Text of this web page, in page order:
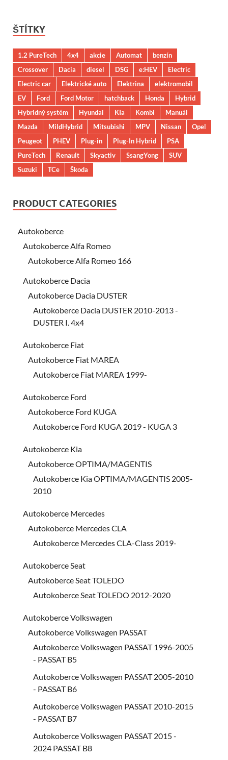
ŠTÍTKY
1.2 PureTech 4x4 akcie Automat
benzín
Crossover
Dacia diesel DSG e:HEV
Electric
Electric car
Elektrické auto Elektrina
elektromobil
EV
Ford Ford Motor hatchback Honda
Hybrid
Hybridný systém
Hyundai KIa Kombi
Manuál
Mazda
MildHybrid Mitsubishi MPV Nissan
Opel
Peugeot
PHEV Plug-in Plug-In Hybrid
PSA
PureTech
Renault Skyactiv SsangYong
SUV
Suzuki
TCe Škoda
PRODUCT CATEGORIES
Autokoberce
Autokoberce Alfa Romeo
Autokoberce Alfa Romeo 166
Autokoberce Dacia
Autokoberce Dacia DUSTER
Autokoberce Dacia DUSTER 2010-2013 -
DUSTER I. 4x4
Autokoberce Fiat
Autokoberce Fiat MAREA
Autokoberce Fiat MAREA 1999-
Autokoberce Ford
Autokoberce Ford KUGA
Autokoberce Ford KUGA 2019 - KUGA 3
Autokoberce Kia
Autokoberce OPTIMA/MAGENTIS
Autokoberce Kia OPTIMA/MAGENTIS 2005-
2010
Autokoberce Mercedes
Autokoberce Mercedes CLA
Autokoberce Mercedes CLA-Class 2019-
Autokoberce Seat
Autokoberce Seat TOLEDO
Autokoberce Seat TOLEDO 2012-2020
Autokoberce Volkswagen
Autokoberce Volkswagen PASSAT
Autokoberce Volkswagen PASSAT 1996-2005
- PASSAT B5
Autokoberce Volkswagen PASSAT 2005-2010
- PASSAT B6
Autokoberce Volkswagen PASSAT 2010-2015
- PASSAT B7
Autokoberce Volkswagen PASSAT 2015 -
2024 PASSAT B8